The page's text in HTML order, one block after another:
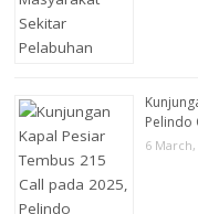
Pelindo
6 March,